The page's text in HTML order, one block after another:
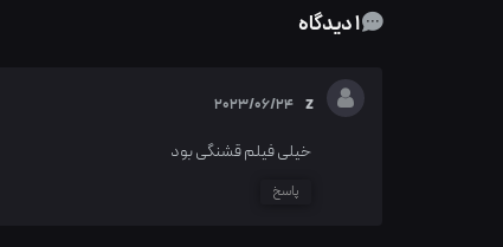
1 دیدگاه
z
2023/06/24
خیلی فیلم قشنگی بود
پاسخ